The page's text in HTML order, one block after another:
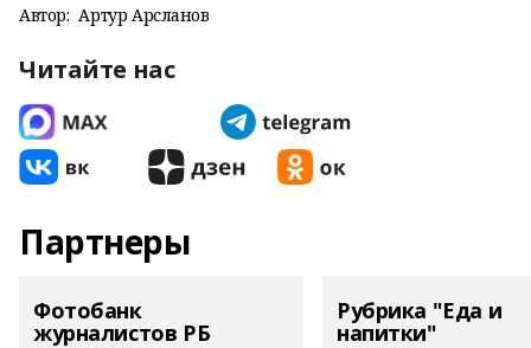
Автор: Артур Арсланов
Читайте нас
Партнеры
Фотобанк
журналистов РБ
Рубрика "Еда и
напитки"